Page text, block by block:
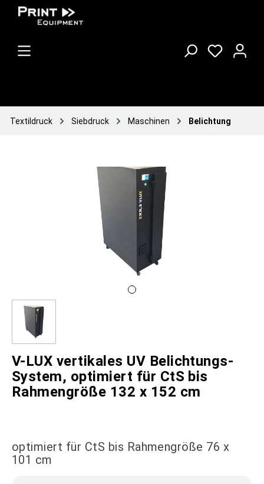
Textildruck Siebdruck Maschinen Belichtung
V-LUX vertikales UV Belichtungs-
System, optimiert für CtS bis
Rahmengröße 132 x 152 cm
optimiert für CtS bis Rahmengröße 76 x
101 cm